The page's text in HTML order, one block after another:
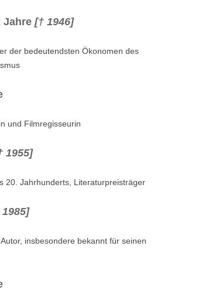
Jahre [† 1946]
der bedeutendsten Ökonomen des
und Filmregisseurin
1955]
20. Jahrhunderts, Literaturpreisträger
1985]
insbesondere bekannt für seinen